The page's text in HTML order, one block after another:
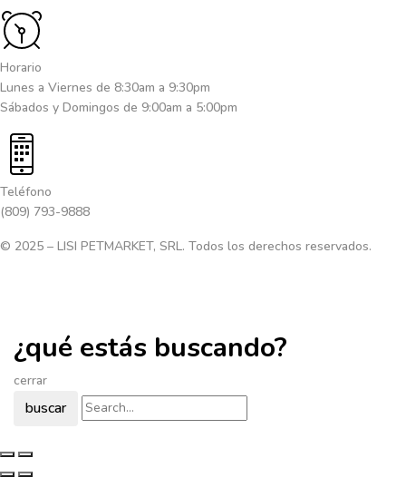
Horario
Lunes a Viernes de 8:30am a 9:30pm
Sábados y Domingos de 9:00am a 5:00pm
Teléfono
(809) 793-9888
© 2025 – LISI PETMARKET, SRL. Todos los derechos reservados.
¿qué estás buscando?
cerrar
buscar